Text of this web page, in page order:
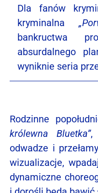
Dla fanów
kryminalna
bankructwa
absurdalnego
wyniknie seria
Rodzinne
królewna Bluetka”,
odwadze i
wizualizacje,
dynamiczne